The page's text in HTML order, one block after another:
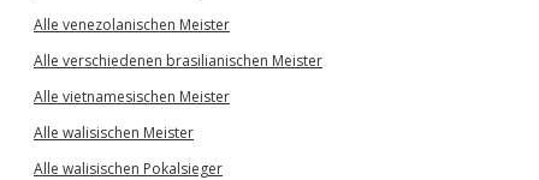
Alle venezolanischen Meister
Alle verschiedenen brasilianischen Meister
Alle vietnamesischen Meister
Alle walisischen Meister
Alle walisischen Pokalsieger